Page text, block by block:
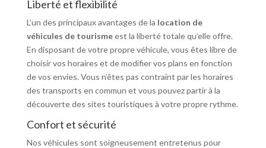
Liberté et flexibilité
L’un des principaux avantages de la location de
véhicules de tourismeest la liberté totale qu’elle offre.
En disposant de votre propre véhicule, vous êtes libre de
choisir vos horaires et de modifier vos plans en fonction
de vos envies. Vous n’êtes pas contraint par les horaires
des transports en commun et vous pouvez partir à la
découverte des sites touristiques à votre propre rythme.
Confort et sécurité
Nos véhicules sont soigneusement entretenus pour